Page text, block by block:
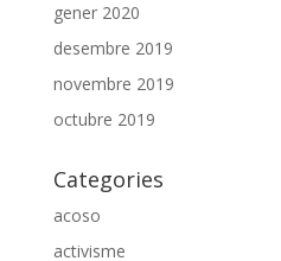
gener 2020
desembre 2019
novembre 2019
octubre 2019
Categories
acoso
activisme